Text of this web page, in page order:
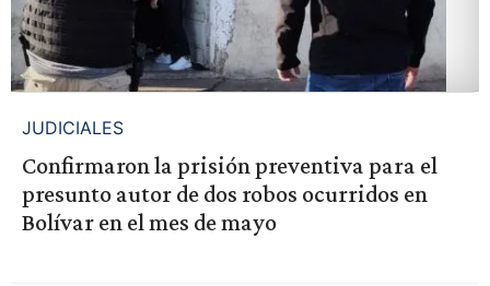
JUDICIALES
Confirmaron la prisión preventiva para el
presunto autor de dos robos ocurridos en
Bolívar en el mes de mayo